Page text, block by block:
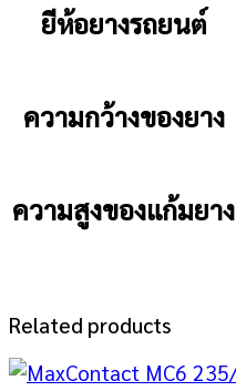
ยีห้อยางรถยนต์
ความกว้างของยาง
ความสูงของแก้มยาง
Related products